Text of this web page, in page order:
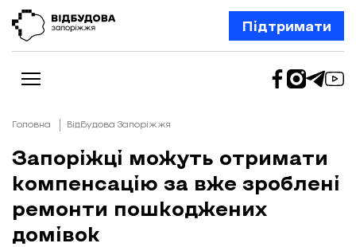
Підтримати
Новини
Відбудова Запоріжжя
Ексклюзив
Бізнес
Шлях додому
Головна Відбудова Запоріжжя
Запоріжці можуть отримати
компенсацію за вже зроблені
ремонти пошкоджених
домівок